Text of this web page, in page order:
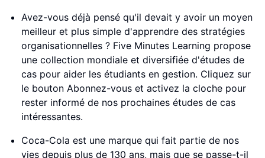
Avez-vous déjà pensé qu'il devait y avoir un moyen
meilleur et plus simple d'apprendre des stratégies
organisationnelles ? Five Minutes Learning propose
une collection mondiale et diversifiée d'études de
cas pour aider les étudiants en gestion. Cliquez sur
le bouton Abonnez-vous et activez la cloche pour
rester informé de nos prochaines études de cas
intéressantes.
Coca-Cola est une marque qui fait partie de nos
vies depuis plus de 130 ans, mais que se passe-t-il